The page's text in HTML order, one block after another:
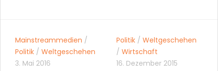
Mainstreammedien /
Politik / Weltgeschehen
3. Mai 2016
Politik / Weltgeschehen
/ Wirtschaft
16. Dezember 2015